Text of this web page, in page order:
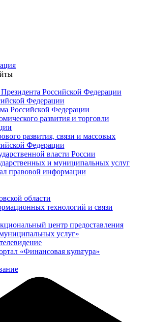
Российской Федерации
Федерации
Российской Федерации
развития и торговли
развития, связи и массовых
Федерации
власти России
и муниципальных услуг
правовой информации
области
технологий и связи
центр предоставления
услуг»
«Финансовая культура»